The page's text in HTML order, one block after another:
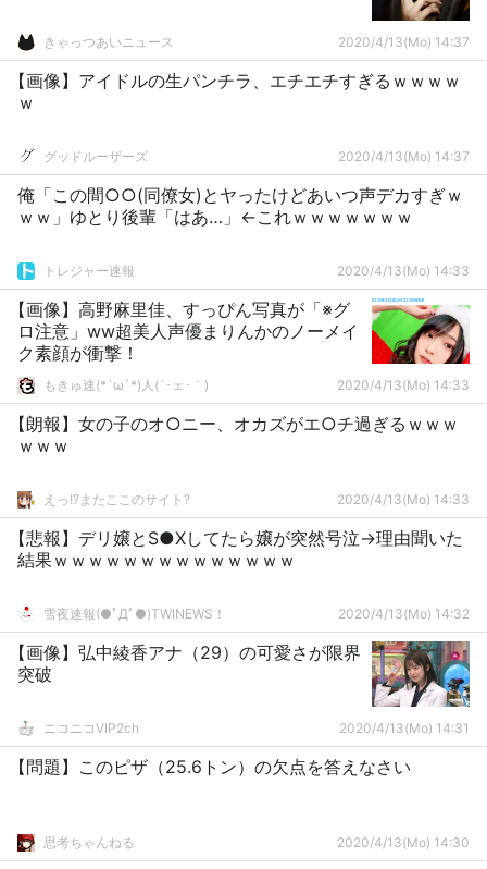
きゃっつあいニュース 2020/4/13(Mo) 14:37
【画像】アイドルの生パンチラ、エチエチすぎるｗｗｗｗ
ｗ
グッドルーザーズ 2020/4/13(Mo) 14:37
俺「この間○○(同僚女)とヤったけどあいつ声デカすぎｗ
ｗｗ」ゆとり後輩「はあ…」←これｗｗｗｗｗｗｗ
トレジャー速報 2020/4/13(Mo) 14:33
【画像】高野麻里佳、すっぴん写真が「※グ
ロ注意」ww超美人声優まりんかのノーメイ
ク素顔が衝撃！
もきゅ速(*´ω`*)人(´･ェ･｀) 2020/4/13(Mo) 14:33
【朗報】女の子のオ○ニー、オカズがエ○チ過ぎるｗｗｗ
ｗｗｗ
えっ!?またここのサイト? 2020/4/13(Mo) 14:33
【悲報】デリ嬢とS●Xしてたら嬢が突然号泣→理由聞いた
結果ｗｗｗｗｗｗｗｗｗｗｗｗｗｗ
雪夜速報(●ﾟДﾟ●)TWINEWS！ 2020/4/13(Mo) 14:32
【画像】弘中綾香アナ（29）の可愛さが限界
突破
ニコニコVIP2ch 2020/4/13(Mo) 14:31
【問題】このピザ（25.6トン）の欠点を答えなさい
思考ちゃんねる 2020/4/13(Mo) 14:30